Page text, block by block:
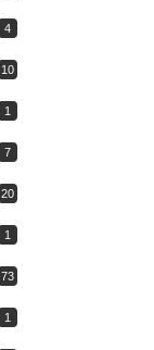
4
10
1
7
20
1
73
1